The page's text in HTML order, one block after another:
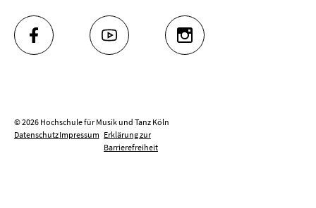
FACEBOOK YOUTUBE INSTAGRAM
© 2026 Hochschule für Musik und Tanz Köln
DatenschutzImpressum Erklärung zur
Barrierefreiheit